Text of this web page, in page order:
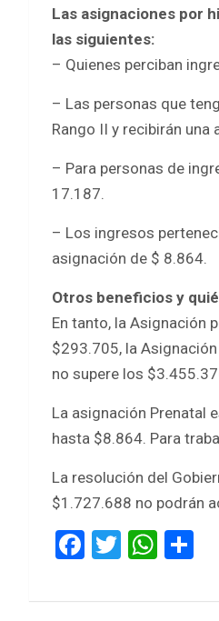
Las asignaciones por
las siguientes:
– Quienes perciban
– Las personas que
Rango II y recibirán
– Para personas de
17.187.
– Los ingresos
asignación de $ 8.864.
Otros beneficios y
En tanto, la Asignación
$293.705, la
no supere los
La asignación Prenatal
hasta $8.864. Para
La resolución del
$1.727.688 no podrán
F
ce
T
tt
W
at ar